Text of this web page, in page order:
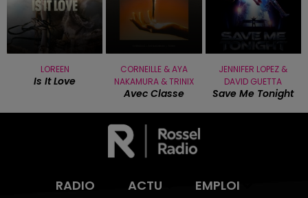
LOREEN
Is It Love
CORNEILLE & AYA
NAKAMURA & TRINIX
Avec Classe
JENNIFER LOPEZ &
DAVID GUETTA
Save Me Tonight
RADIO ACTU
EMPLOI